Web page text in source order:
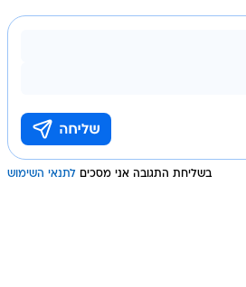
בשליחת התגובה אני מסכים לתנאי השימוש